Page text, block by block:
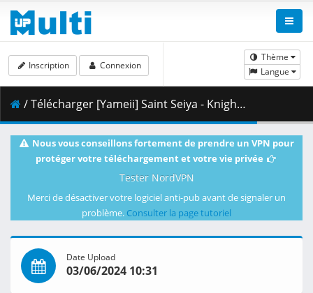
Thème
Langue
Inscription Connexion
/ Télécharger [Yameii] Saint Seiya - Knights of the Zodiac - S03E11 [English Dub] [CR WEB-DL 1080p] [76595F12].mkv.003 ( 445.25 MB )
Nous vous conseillons fortement de prendre un VPN pour
protéger votre téléchargement et votre vie privée
Tester NordVPN
Merci de désactiver votre logiciel anti-pub avant de signaler un
problème. Consulter la page tutoriel
Date Upload
03/06/2024 10:31